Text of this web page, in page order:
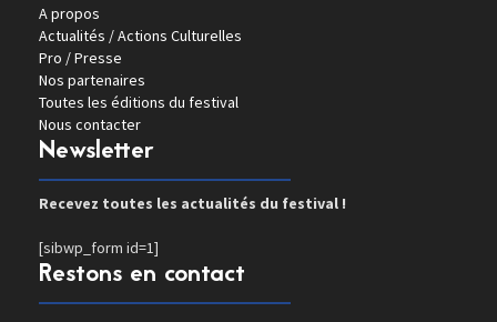
A propos
Actualités / Actions Culturelles
Pro / Presse
Nos partenaires
Toutes les éditions du festival
Nous contacter
Newsletter
Recevez toutes les actualités du festival !
[sibwp_form id=1]
Restons en contact